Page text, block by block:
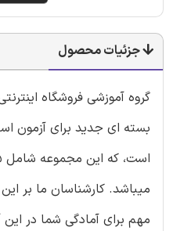
جزئیات محصول
گروه آموزشی فروشگاه
بسته ای جدید برای آزمون
میباشد. کارشناسان ما بر
مهم برای آمادگی شما در